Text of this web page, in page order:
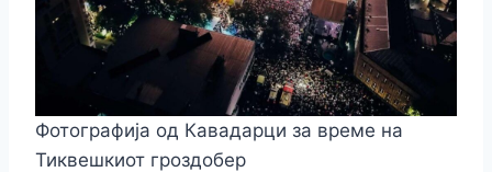
Фотографија од Кавадарци за време на
Тиквешкиот гроздобер